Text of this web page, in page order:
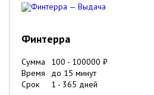
Финтерра
Сумма 100 - 100000 ₽
Время
до 15 минут
Срок
1 - 365 дней